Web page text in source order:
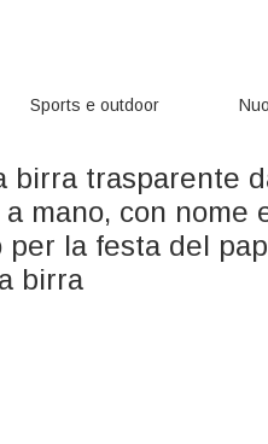
Sports e outdoor
birra trasparente
mano, con nome
per la festa del
birra